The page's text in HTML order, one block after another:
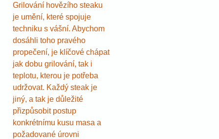
Grilování hovězího steaku
je umění, které spojuje
techniku s vášní. Abychom
dosáhli toho pravého
propečení, je klíčové chápat
jak dobu grilování, tak i
teplotu, kterou je potřeba
udržovat. Každý steak je
jiný, a tak je důležité
přizpůsobit postup
konkrétnímu kusu masa a
požadované úrovni